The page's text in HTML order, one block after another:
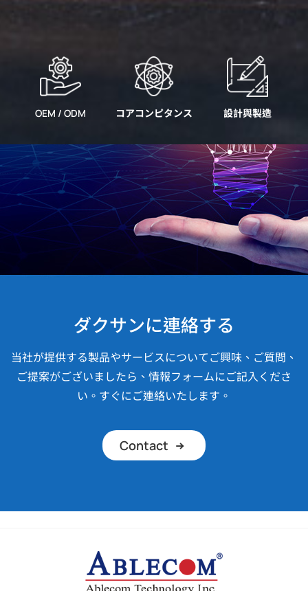
OEM / ODM コアコンピタンス 設計與製造
ダクサンに連絡する
当社が提供する製品やサービスについてご興味、ご質問、
ご提案がございましたら、情報フォームにご記入くださ
い。すぐにご連絡いたします。
Contact